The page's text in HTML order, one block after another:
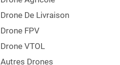
Drone De Livraison
Drone FPV
Drone VTOL
Autres Drones